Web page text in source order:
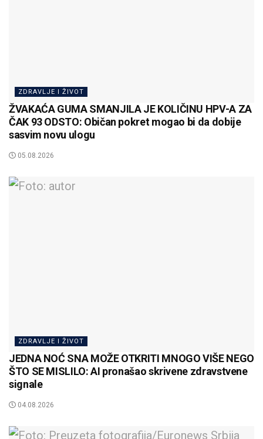
ZDRAVLJE I ŽIVOT
ŽVAKAĆA GUMA SMANJILA JE KOLIČINU HPV-A ZA
ČAK 93 ODSTO: Običan pokret mogao bi da dobije
sasvim novu ulogu
05.08.2026
ZDRAVLJE I ŽIVOT
JEDNA NOĆ SNA MOŽE OTKRITI MNOGO VIŠE NEGO
ŠTO SE MISLILO: AI pronašao skrivene zdravstvene
signale
04.08.2026